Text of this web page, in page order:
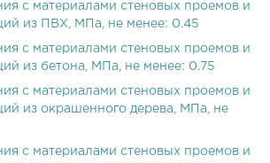
с материалами стеновых проемов и
из ПВХ, МПа, не менее: 0.45
с материалами стеновых проемов и
из бетона, МПа, не менее: 0.75
с материалами стеновых проемов и
из окрашенного дерева, МПа, не
с материалами стеновых проемов и